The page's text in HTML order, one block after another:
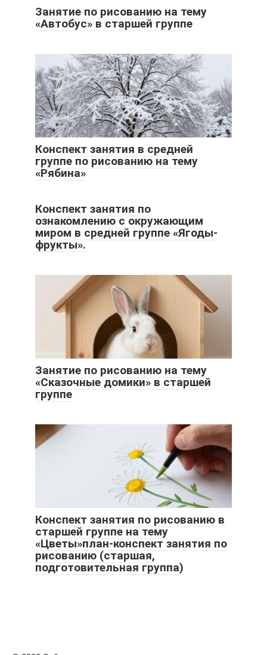
Занятие по рисованию на тему
«Автобус» в старшей группе
Конспект занятия в средней
группе по рисованию на тему
«Рябина»
Конспект занятия по
ознакомлению с окружающим
миром в средней группе «Ягоды-
фрукты».
Занятие по рисованию на тему
«Сказочные домики» в старшей
группе
Конспект занятия по рисованию в
старшей группе на тему
«Цветы»план-конспект занятия по
рисованию (старшая,
подготовительная группа)